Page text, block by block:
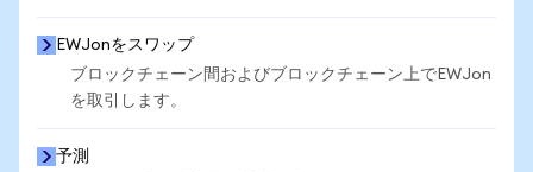
EWJonをスワップ
ブロックチェーン間およびブロックチェーン上でEWJon
を取引します。
予測